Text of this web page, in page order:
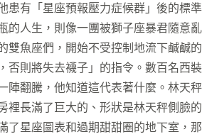
有「星座預報壓力症候群」後的標
人生，則像一團被獅子座暴君隨意
魚座們，開始不受控制地流下鹹鹹
則將失去襪子」的指令。數百名西
陣翻騰，他知道這代表著什麼。林天
長滿了巨大的、形狀是林天秤側臉
星座圖表和過期甜甜圈的地下室，